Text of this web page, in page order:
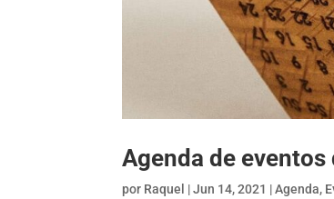
Agenda de
por Raquel |Jun 14, 2021 |Agenda,